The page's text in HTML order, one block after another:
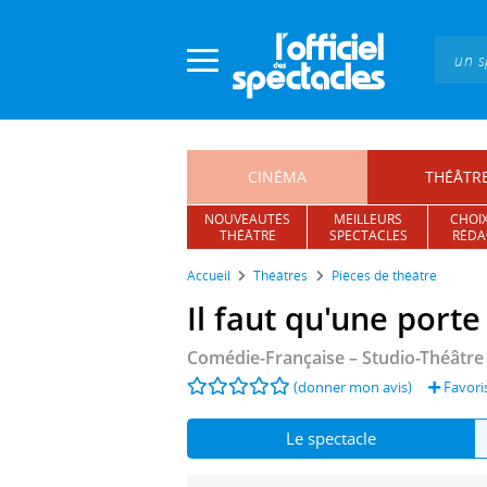
CINÉMA
NOUVEAUTÉS
THÉÂTRE
MEILLEURS
SPECTACLES
Accueil Théâtres Pièces de théâtre
Il faut qu'une
Comédie-Française – Studio-Théâtre
(donner mon avis)
Le spectacle